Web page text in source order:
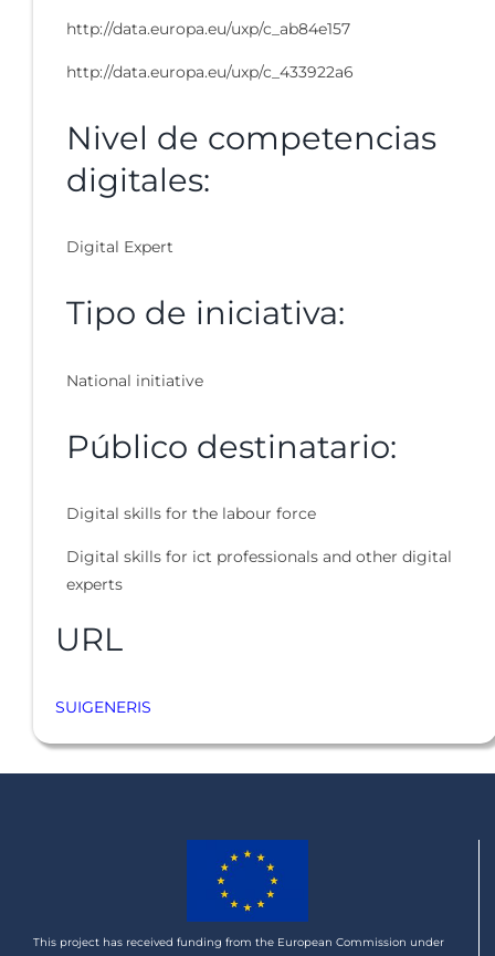
http://data.europa.eu/uxp/c_ab84e157
http://data.europa.eu/uxp/c_433922a6
Nivel de competencias
digitales:
Digital Expert
Tipo de iniciativa:
National initiative
Público destinatario:
Digital skills for the labour force
Digital skills for ict professionals and other digital
experts
URL
SUIGENERIS
This project has received funding from the European Commission under